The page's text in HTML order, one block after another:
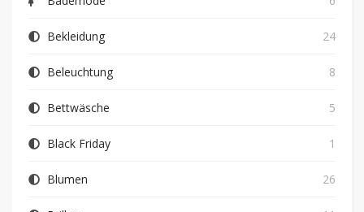
Bekleidung 24
Beleuchtung 8
Bettwäsche 5
Black Friday 1
Blumen 26